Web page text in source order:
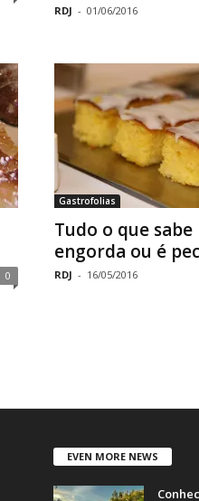
RDJ - 01/06/2016
0
Gastrofolias
Tudo o que
engorda ou é
RDJ - 16/05/2016
EVEN MORE NEWS